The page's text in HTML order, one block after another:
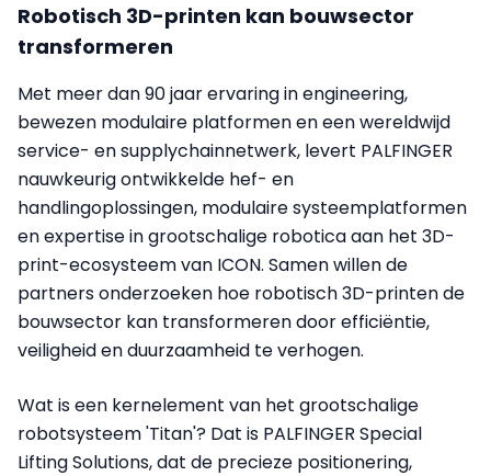
Robotisch 3D-printen kan bouwsector
transformeren
Met meer dan 90 jaar ervaring in engineering,
bewezen modulaire platformen en een wereldwijd
service- en supplychainnetwerk, levert PALFINGER
nauwkeurig ontwikkelde hef- en
handlingoplossingen, modulaire systeemplatformen
en expertise in grootschalige robotica aan het 3D-
print-ecosysteem van ICON. Samen willen de
partners onderzoeken hoe robotisch 3D-printen de
bouwsector kan transformeren door efficiëntie,
veiligheid en duurzaamheid te verhogen.
Wat is een kernelement van het grootschalige
robotsysteem 'Titan'? Dat is PALFINGER Special
Lifting Solutions, dat de precieze positionering,